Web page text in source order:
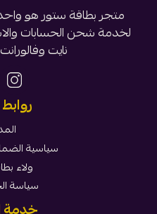
متجر بطاقة ستور هو
لخدمة شحن الحسابات
نايت
سياسية
ولاء
سياسة